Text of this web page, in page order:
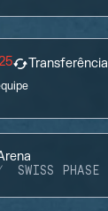
Transferência
SWISS PHASE